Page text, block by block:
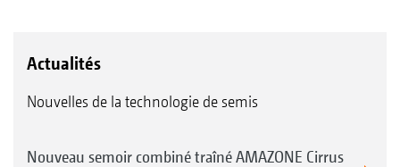
Actualités
Nouvelles de la technologie de semis
Nouveau semoir combiné traîné AMAZONE Cirrus